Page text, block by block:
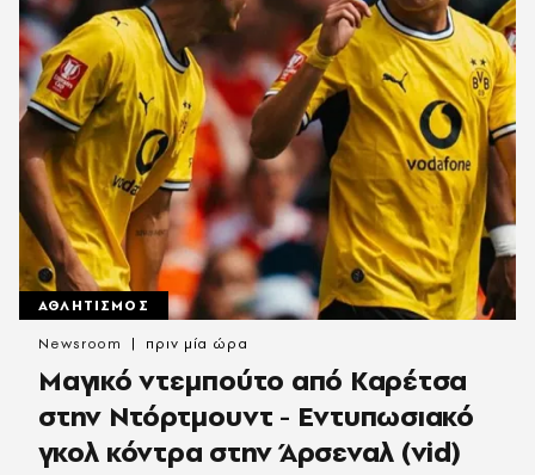
ΑΘΛΗΤΙΣΜΟΣ
Μαγικό ντεμπούτο από Καρέτσα
στην Ντόρτμουντ - Εντυπωσιακό
γκολ κόντρα στην Άρσεναλ (vid)
Newsroom πριν μία ώρα